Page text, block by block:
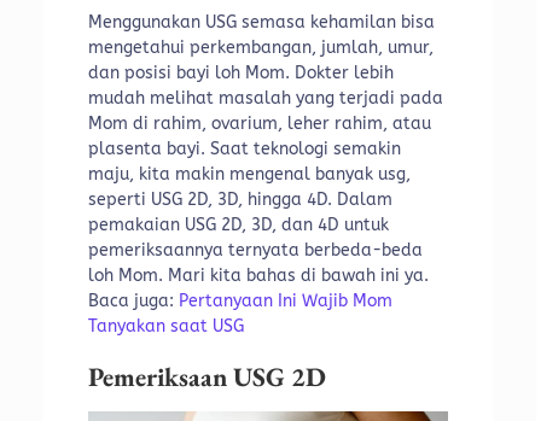
Menggunakan USG semasa kehamilan bisa
mengetahui perkembangan, jumlah, umur,
dan posisi bayi loh Mom. Dokter lebih
mudah melihat masalah yang terjadi pada
Mom di rahim, ovarium, leher rahim, atau
plasenta bayi. Saat teknologi semakin
maju, kita makin mengenal banyak usg,
seperti USG 2D, 3D, hingga 4D. Dalam
pemakaian USG 2D, 3D, dan 4D untuk
pemeriksaannya ternyata berbeda-beda
loh Mom. Mari kita bahas di bawah ini ya.
Baca juga: Pertanyaan Ini Wajib Mom
Tanyakan saat USG
Pemeriksaan USG 2D